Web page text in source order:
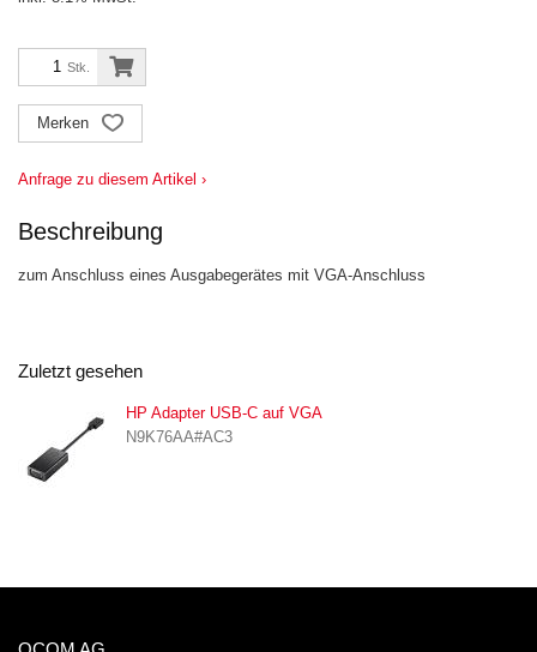
Stk.
Merken
Anfrage zu diesem Artikel ›
Beschreibung
zum Anschluss eines Ausgabegerätes mit VGA-Anschluss
Zuletzt gesehen
HP Adapter USB-C auf VGA
N9K76AA#AC3